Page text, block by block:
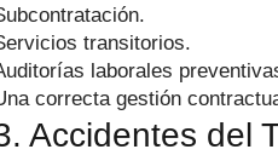
transitorios.
laborales
correcta gestión
Accidentes del